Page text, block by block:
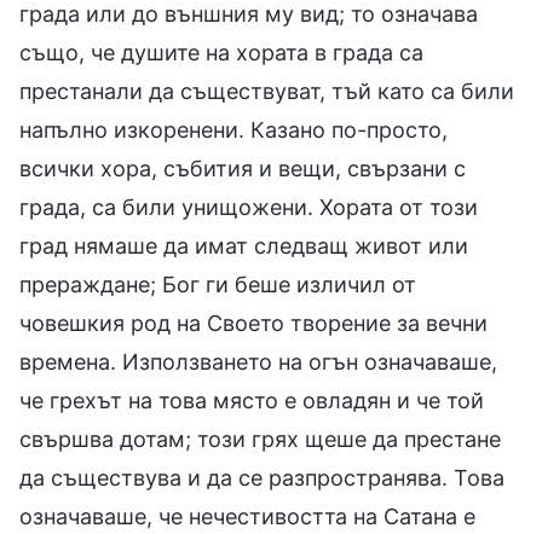
града или до външния му вид; то означава
също, че душите на хората в града са
престанали да съществуват, тъй като са били
напълно изкоренени. Казано по-просто,
всички хора, събития и вещи, свързани с
града, са били унищожени. Хората от този
град нямаше да имат следващ живот или
прераждане; Бог ги беше изличил от
човешкия род на Своето творение за вечни
времена. Използването на огън означаваше,
че грехът на това място е овладян и че той
свършва дотам; този грях щеше да престане
да съществува и да се разпространява. Това
означаваше, че нечестивостта на Сатана е